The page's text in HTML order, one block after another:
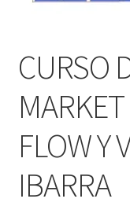
CURSO
FLOW Y
IBARRA